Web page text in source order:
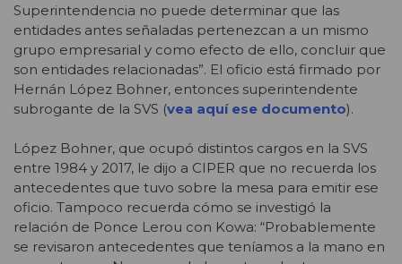
Superintendencia no puede determinar que las
entidades antes señaladas pertenezcan a un mismo
grupo empresarial y como efecto de ello, concluir que
son entidades relacionadas”. El oficio está firmado por
Hernán López Bohner, entonces superintendente
subrogante de la SVS (vea aquí ese documento).
López Bohner, que ocupó distintos cargos en la SVS
entre 1984 y 2017, le dijo a CIPER que no recuerda los
antecedentes que tuvo sobre la mesa para emitir ese
oficio. Tampoco recuerda cómo se investigó la
relación de Ponce Lerou con Kowa: “Probablemente
se revisaron antecedentes que teníamos a la mano en